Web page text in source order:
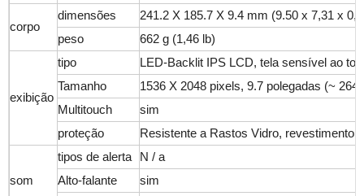
corpo
dimensões
241.2 X 185.7 X 9.4 mm (9.50 x 7,31 x
peso
662 g (1,46 lb)
exibição
tipo
LED-Backlit IPS LCD, tela sensível ao
Tamanho
1536 X 2048 pixels, 9.7 polegadas (~
Multitouch
sim
proteção
Resistente a Rastos Vidro, revestimento
som
tipos de alerta
N / a
Alto-falante
sim